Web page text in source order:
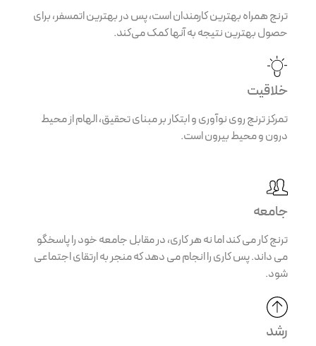
ترنج همراه بهترین کارمندان است، پس در بهترین اتمسفر، برای
حصول بهترین نتیجه به آنها کمک می‌کند.
خلاقیت
تمرکز ترنج روی نوآوری و ابتکار بر مبنای تحقیق، الهام از محیط
درون و محیط بیرون است.
جامعه
ترنج کار می کند اما نه هر کاری، در مقابل جامعه خود را پاسخگو
می داند. پس کاری را انجام می دهد که منجر به ارتقای اجتماعی
شود.
رشد